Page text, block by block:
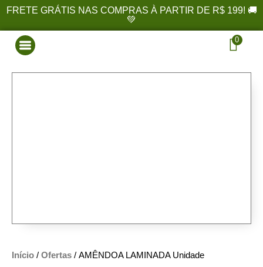
FRETE GRÁTIS NAS COMPRAS À PARTIR DE R$ 199! 🚚
💚
0
Início / Ofertas / AMÊNDOA LAMINADA Unidade